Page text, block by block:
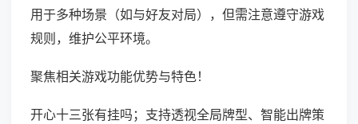
用于多种场景（如与好友对局），但需注意遵守游戏
规则，维护公平环境。
聚焦相关游戏功能优势与特色！
开心十三张有挂吗；支持透视全局牌型、智能出牌策